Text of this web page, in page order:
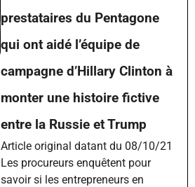
prestataires du Pentagone
qui ont aidé l’équipe de
campagne d’Hillary Clinton à
monter une histoire fictive
entre la Russie et Trump
Article original datant du 08/10/21
Les procureurs enquêtent pour
savoir si les entrepreneurs en